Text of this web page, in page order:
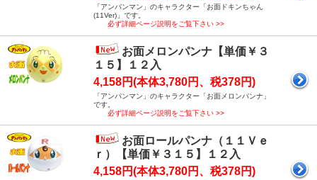
「アンパンマン」のキャラクター「お面ドキンちゃん
(11Ver)」です。
必ず詳細ページ説明をご覧下さい >>
お面メロンパンナ【単価￥３
１５】１２入
4,158円(本体3,780円、税378円)
「アンパンマン」のキャラクター「お面メロンパンナ」
です。
必ず詳細ページ説明をご覧下さい >>
お面ロールパンナ（１１Ｖｅ
ｒ）【単価￥３１５】１２入
4,158円(本体3,780円、税378円)